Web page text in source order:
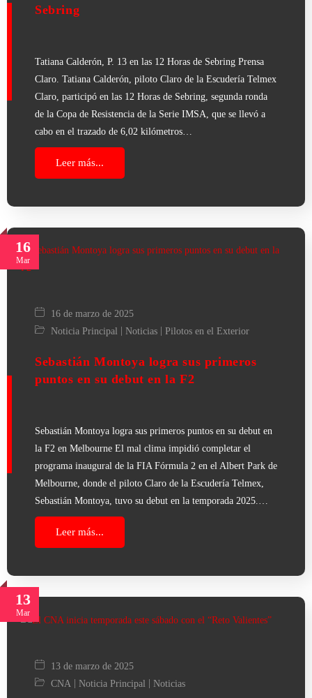
Sebring
Tatiana Calderón, P. 13 en las 12 Horas de Sebring Prensa
Claro. Tatiana Calderón, piloto Claro de la Escudería Telmex
Claro, participó en las 12 Horas de Sebring, segunda ronda
de la Copa de Resistencia de la Serie IMSA, que se llevó a
cabo en el trazado de 6,02 kilómetros…
Leer más...
16
Mar
16 de marzo de 2025
Noticia Principal
Noticias Pilotos en el Exterior
Sebastián Montoya logra sus primeros
puntos en su debut en la F2
Sebastián Montoya logra sus primeros puntos en su debut en
la F2 en Melbourne El mal clima impidió completar el
programa inaugural de la FIA Fórmula 2 en el Albert Park de
Melbourne, donde el piloto Claro de la Escudería Telmex,
Sebastián Montoya, tuvo su debut en la temporada 2025.…
Leer más...
13
Mar
13 de marzo de 2025
CNA
Noticia Principal Noticias